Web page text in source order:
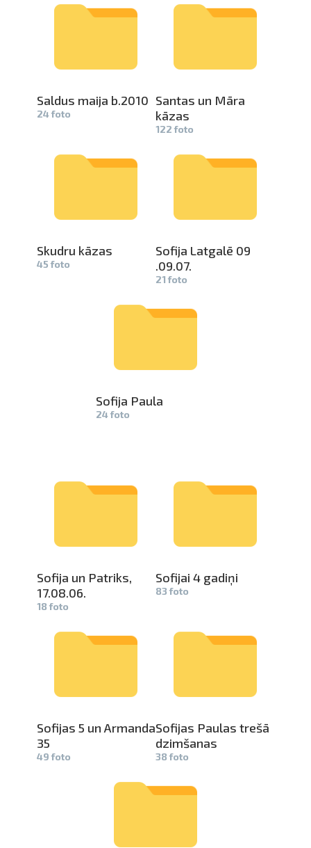
Saldus mai­ja b.2010
24 foto
Santas un Māra
kāzas
122 foto
Skudru kāzas
45 foto
Sofija Latgalē 09­
.09.07.
21 foto
Sofija Paula
24 foto
Sofija un Patriks,
17.08.06.
18 foto
Sofijai 4 gadiņi
83 foto
Sofijas 5 un Armanda
35
49 foto
Sofijas Paulas trešā
dzimšanas
38 foto